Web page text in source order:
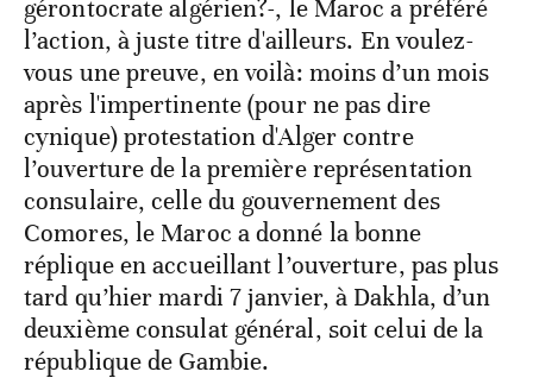
gérontocrate algérien?-, le Maroc a préféré
l’action, à juste titre d'ailleurs. En voulez-
vous une preuve, en voilà: moins d’un mois
après l'impertinente (pour ne pas dire
cynique) protestation d'Alger contre
l’ouverture de la première représentation
consulaire, celle du gouvernement des
Comores, le Maroc a donné la bonne
réplique en accueillant l’ouverture, pas plus
tard qu’hier mardi 7 janvier, à Dakhla, d’un
deuxième consulat général, soit celui de la
république de Gambie.